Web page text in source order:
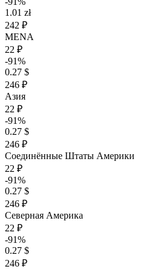
1.01 zł
242 ₽
MENA
22 ₽
-91%
0.27 $
246 ₽
Азия
22 ₽
-91%
0.27 $
246 ₽
Соединённые Штаты Америки
22 ₽
-91%
0.27 $
246 ₽
Северная Америка
22 ₽
-91%
0.27 $
246 ₽